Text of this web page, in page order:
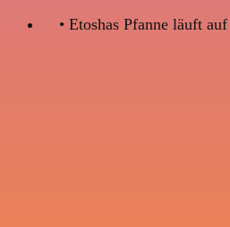
• Etoshas Pfanne läuft auf